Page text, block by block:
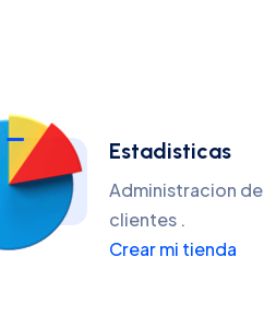
Estadisticas
Administracion de
clientes .
Crear mi tienda